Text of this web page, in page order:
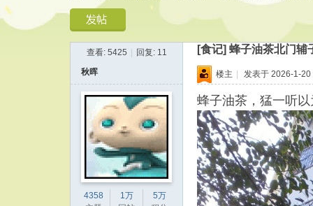
林
查看: 5425 回复: 11 [食记] 蜂子油茶北门辅
秋晖
4358
1万
5万
楼主 | 发表于 2026-1-
蜂子油茶，猛一听